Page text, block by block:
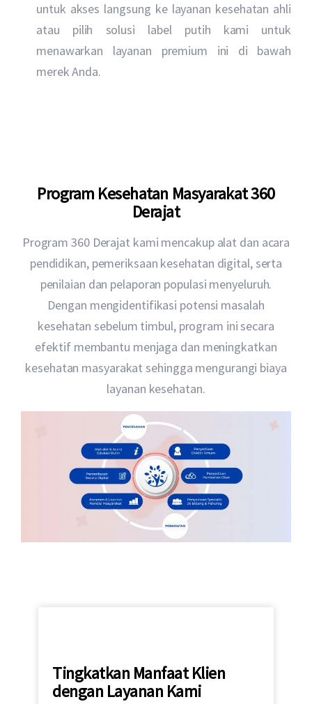
untuk akses langsung ke layanan kesehatan ahli
atau pilih solusi label putih kami untuk
menawarkan layanan premium ini di bawah
merek Anda.
Program Kesehatan Masyarakat 360
Derajat
Program 360 Derajat kami mencakup alat dan acara
pendidikan, pemeriksaan kesehatan digital, serta
penilaian dan pelaporan populasi menyeluruh.
Dengan mengidentifikasi potensi masalah
kesehatan sebelum timbul, program ini secara
efektif membantu menjaga dan meningkatkan
kesehatan masyarakat sehingga mengurangi biaya
layanan kesehatan.
Tingkatkan Manfaat Klien
dengan Layanan Kami